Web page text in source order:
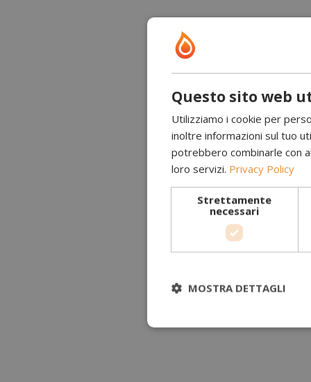
Questo sito web
Utilizziamo i cookie per
inoltre informazioni sul tuo
potrebbero combinarle con
loro servizi. Privacy Policy
Strettamente
necessari
MOSTRA DETTAGLI